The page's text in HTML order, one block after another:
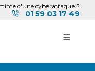
d'une cyberattaque ?
01 59 03 17 49